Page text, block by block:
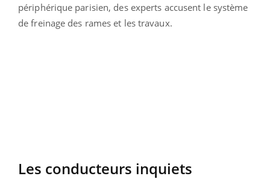
périphérique parisien, des experts accusent le système
de freinage des rames et les travaux.
Les conducteurs inquiets